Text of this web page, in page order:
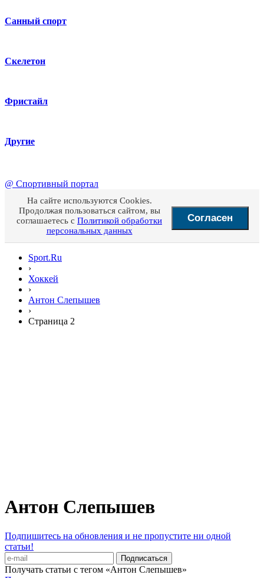
Санный спорт
Скелетон
Фристайл
Другие
@ Спортивный портал
На сайте используются Cookies.
Продолжая пользоваться сайтом, вы
соглашаетесь с Политикой обработки
персональных данных
Согласен
Sport.Ru
›
Хоккей
›
Антон Слепышев
›
Страница 2
Антон Слепышев
Подпишитесь на обновления и не пропустите ни одной
статьи!
Получать статьи с тегом «Антон Слепышев»